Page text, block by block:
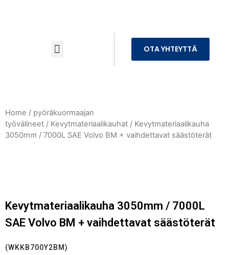
OTA YHTEYTTÄ
Home / pyöräkuormaajan
työvälineet / Kevytmateriaalikauhat / Kevytmateriaalikauha
3050mm / 7000L SAE Volvo BM + vaihdettavat säästöterät
Kevytmateriaalikauha 3050mm / 7000L
SAE Volvo BM + vaihdettavat säästöterät
(WKKB700Y2BM)